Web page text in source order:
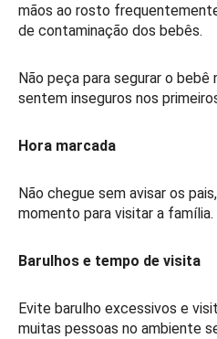
mãos ao rosto
de contaminação dos bebês.
Não peça para segurar o
sentem inseguros nos
Hora marcada
Não chegue sem avisar os
momento para visitar a família.
Barulhos e tempo de visita
Evite barulho excessivos e
muitas pessoas no ambiente